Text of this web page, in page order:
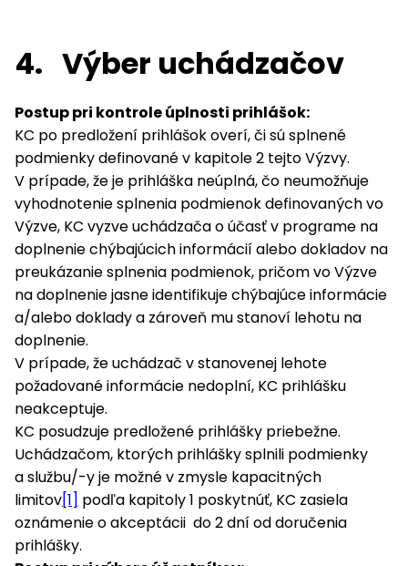
4. Výber uchádzačov
Postup pri kontrole úplnosti prihlášok:
KC po predložení prihlášok overí, či sú splnené
podmienky definované v kapitole 2 tejto Výzvy.
V prípade, že je prihláška neúplná, čo neumožňuje
vyhodnotenie splnenia podmienok definovaných vo
Výzve, KC vyzve uchádzača o účasť v programe na
doplnenie chýbajúcich informácií alebo dokladov na
preukázanie splnenia podmienok, pričom vo Výzve
na doplnenie jasne identifikuje chýbajúce informácie
a/alebo doklady a zároveň mu stanoví lehotu na
doplnenie.
V prípade, že uchádzač v stanovenej lehote
požadované informácie nedoplní, KC prihlášku
neakceptuje.
KC posudzuje predložené prihlášky priebežne.
Uchádzačom, ktorých prihlášky splnili podmienky
a službu/-y je možné v zmysle kapacitných
limitov[1] podľa kapitoly 1 poskytnúť, KC zasiela
oznámenie o akceptácii do 2 dní od doručenia
prihlášky.